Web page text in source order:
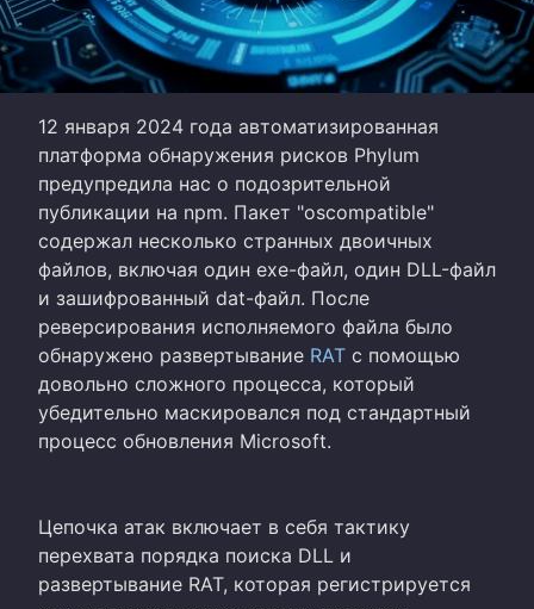
12 января 2024 года автоматизированная
платформа обнаружения рисков Phylum
предупредила нас о подозрительной
публикации на npm. Пакет "oscompatible"
содержал несколько странных двоичных
файлов, включая один exe-файл, один DLL-файл
и зашифрованный dat-файл. После
реверсирования исполняемого файла было
обнаружено развертывание RAT с помощью
довольно сложного процесса, который
убедительно маскировался под стандартный
процесс обновления Microsoft.
Цепочка атак включает в себя тактику
перехвата порядка поиска DLL и
развертывание RAT, которая регистрируется